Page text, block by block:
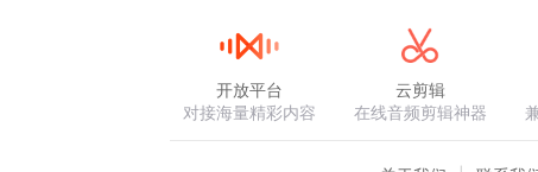
开放平台
对接海量精彩内容
云剪辑
在线音频剪辑神器